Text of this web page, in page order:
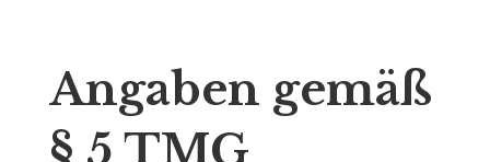
Angaben gemäß
§ 5 TMG